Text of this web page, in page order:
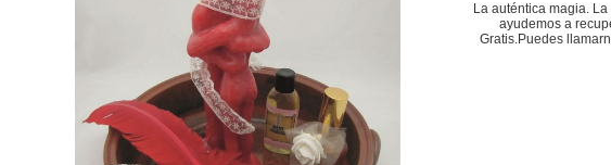
La auténtica magia.
ayudemos a
Gratis.Puedes